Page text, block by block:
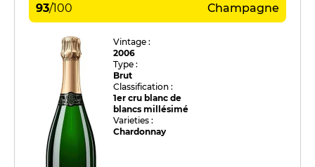
93/100 Champagne
Vintage :
2006
Type :
Brut
Classification :
1er cru blanc de
blancs millésimé
Varieties :
Chardonnay